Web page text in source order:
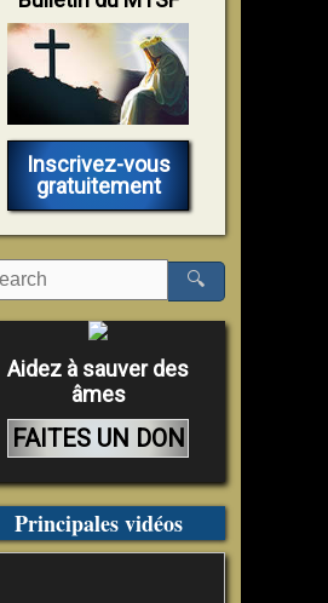
Inscrivez-vous
gratuitement
🔍
Aidez à sauver des
âmes
FAITES UN DON
Principales vidéos